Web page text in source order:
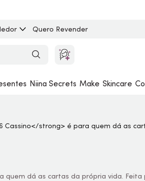
Quero Revender
Niina Secrets Make Skincare
quem dá as cartas da própria vida.